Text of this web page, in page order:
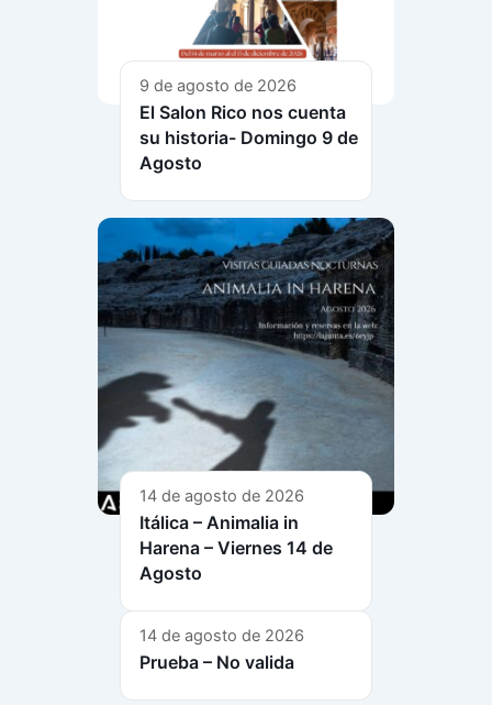
9 de agosto de 2026
El Salon Rico nos cuenta
su historia- Domingo 9 de
Agosto
14 de agosto de 2026
Itálica – Animalia in
Harena – Viernes 14 de
Agosto
14 de agosto de 2026
Prueba – No valida